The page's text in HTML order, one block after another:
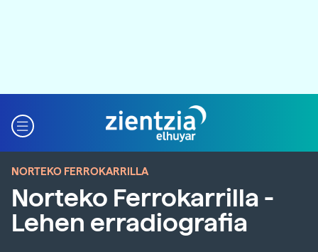
NORTEKO FERROKARRILLA
Norteko Ferrokarrilla -
Lehen erradiografia